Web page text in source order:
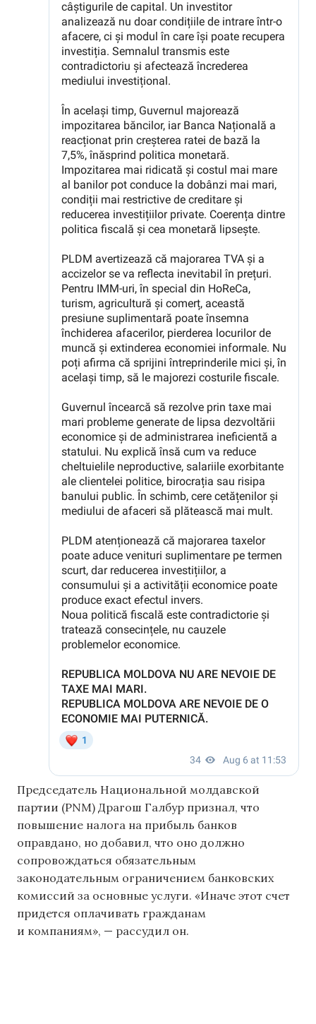
Председатель Национальной молдавской
партии (PNM) Драгош Галбур признал, что
повышение налога на прибыль банков
оправдано, но добавил, что оно должно
сопровождаться обязательным
законодательным ограничением банковских
комиссий за основные услуги. «Иначе этот счет
придется оплачивать гражданам
и компаниям», — рассудил он.